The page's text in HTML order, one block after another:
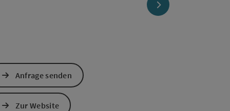
nächstes Element
Anfrage senden
Zur Website